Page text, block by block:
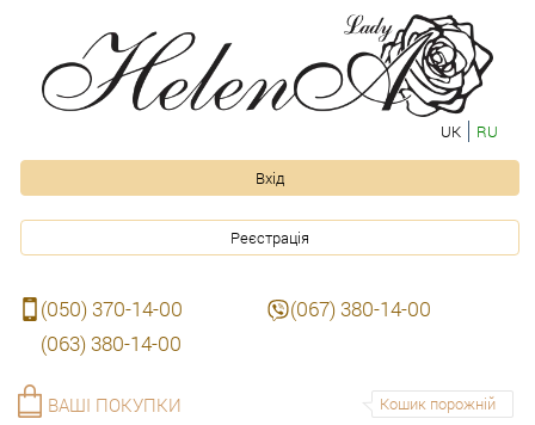
UK RU
Вхід
Реєстрація
(050) 370-14-00
(067) 380-14-00
(063) 380-14-00
Кошик порожній
ВАШІ ПОКУПКИ